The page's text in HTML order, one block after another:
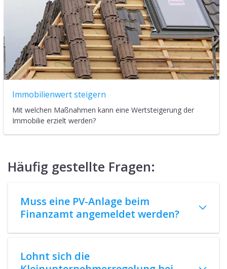
Lohnt sich die
Kleinunternehmerregelung bei
PV-Anlagen?
Ist der Eigenverbrauch von
Photovoltaik steuerpflichtig?
Photovoltaik auch bei einer
Anlagenerweiterung?